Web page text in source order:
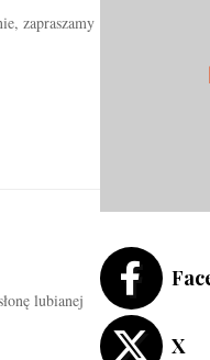
zapraszamy
lubianej
X